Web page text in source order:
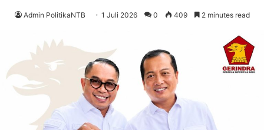
Admin PolitikaNTB 1 Juli 2026 0 409 2 minutes read